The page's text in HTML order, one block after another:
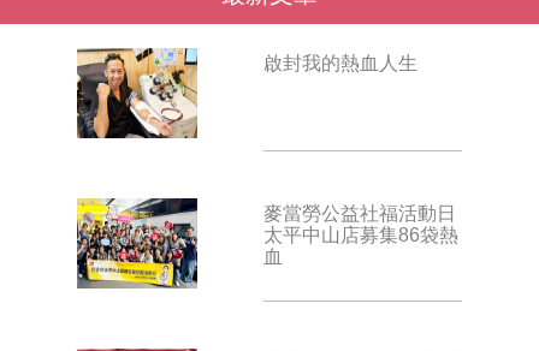
啟封我的熱血人生
麥當勞公益社福活動日
太平中山店募集86袋熱
血